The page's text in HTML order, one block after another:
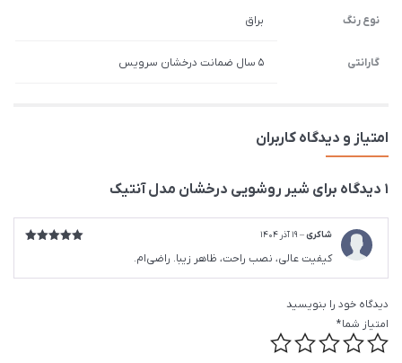
نوع رنگ براق
گارانتی 5 سال ضمانت درخشان سرویس
امتیاز و دیدگاه کاربران
1 دیدگاه برای شیر روشویی درخشان مدل آنتیک
شاکری– 19 آذر 1404
کیفیت عالی، نصب راحت، ظاهر زیبا. راضی‌ام.
دیدگاه خود را بنویسید
امتیاز شما*